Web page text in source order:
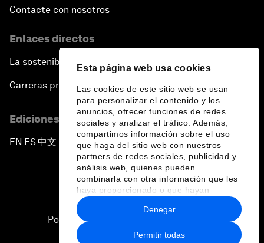
Esta página web usa cookies
Las cookies de este sitio web se usan
para personalizar el contenido y los
anuncios, ofrecer funciones de redes
sociales y analizar el tráfico. Además,
compartimos información sobre el uso
que haga del sitio web con nuestros
partners de redes sociales, publicidad y
análisis web, quienes pueden
combinarla con otra información que les
haya proporcionado o que hayan
recopilado a partir del uso que haya
hecho de sus servicios.
Permitir todas
Denegar
Contacte con nosotros
Enlaces directos
La sostenibilidad en el Foro
Carreras profesionales
Ediciones en otros idiomas
EN ▪ES▪中文▪ 日本語
Política de privacidad y normas de uso